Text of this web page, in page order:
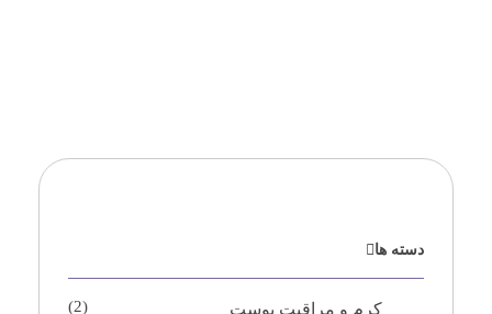
دسته ها
کرم و مراقبت پوست (2)